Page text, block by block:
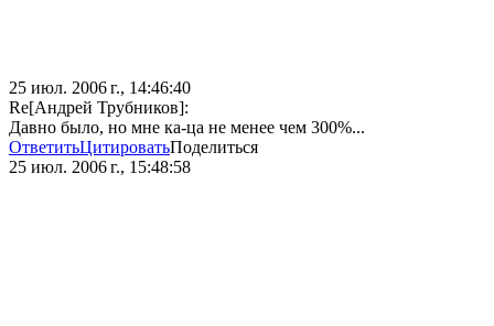
25 июл. 2006 г., 14:46:40
Re[Андрей Трубников]:
Давно было, но мне ка-ца не менее чем 300%...
ОтветитьЦитироватьПоделиться
25 июл. 2006 г., 15:48:58